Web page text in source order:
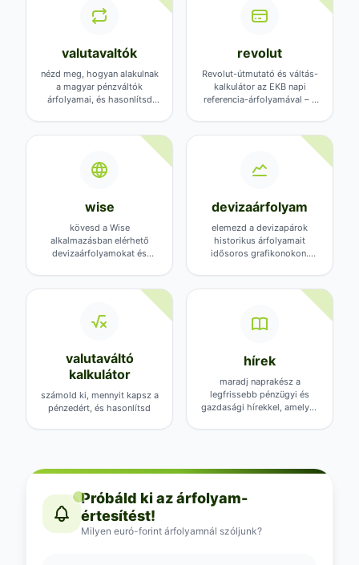
valutavaltók
nézd meg, hogyan alakulnak
a magyar pénzváltók
árfolyamai, és hasonlítsd
revolut
Revolut-útmutató és váltás-
kalkulátor az EKB napi
referencia-árfolyamával – a
wise
kövesd a Wise
alkalmazásban elérhető
devizaárfolyamokat és
devizaárfolyam
elemezd a devizapárok
historikus árfolyamait
idősoros grafikonokon.
megalapozott döntésekért
valutaváltó
kalkulátor
számold ki, mennyit kapsz a
pénzedért, és hasonlítsd
hírek
maradj naprakész a
legfrissebb pénzügyi és
gazdasági hírekkel, amelyek
Próbáld ki az árfolyam-
értesítést!
Milyen euró-forint árfolyamnál szóljunk?